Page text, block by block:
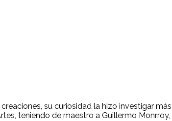
su curiosidad la hizo investigar
teniendo de maestro a Guillermo